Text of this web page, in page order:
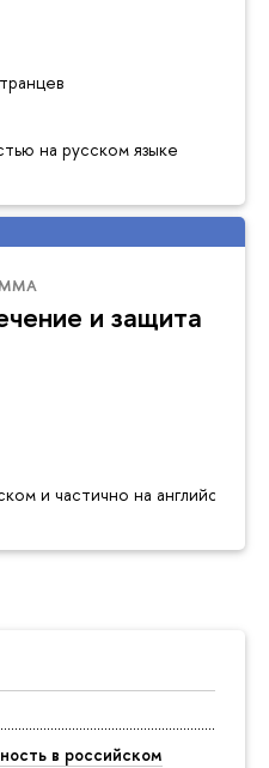
на русском языке
и защита
и частично на английском
в российском